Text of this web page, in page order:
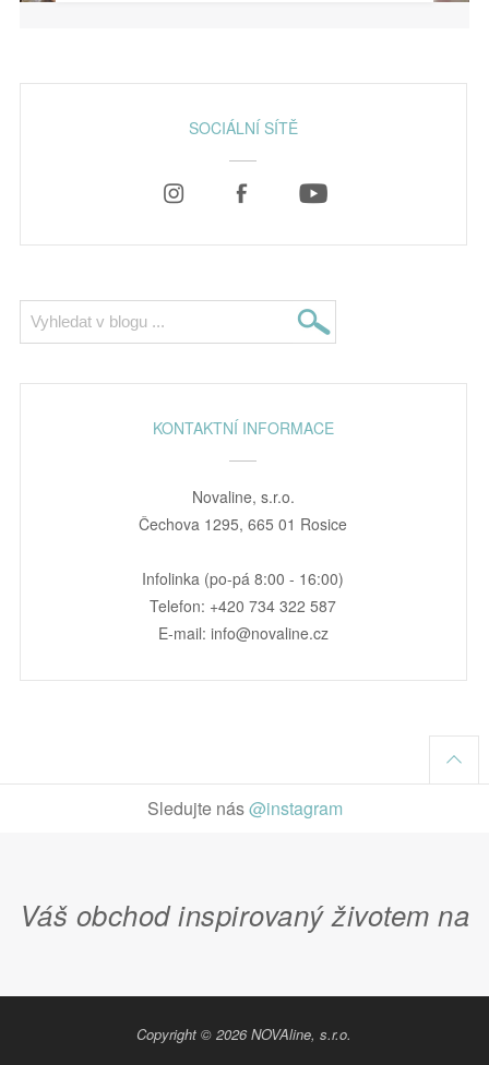
SOCIÁLNÍ SÍTĚ
KONTAKTNÍ INFORMACE
Novaline, s.r.o.
Čechova 1295, 665 01 Rosice
Infolinka (po-pá 8:00 - 16:00)
Telefon: +420 734 322 587
E-mail: info@novaline.cz
Sledujte nás@instagram
Váš obchod inspirovaný životem na
Copyright © 2026 NOVAline, s.r.o.